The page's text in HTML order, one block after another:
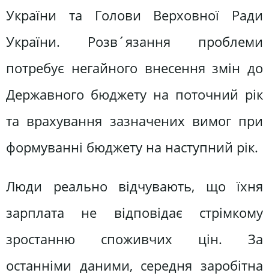
України та Голови Верховної Ради
України. Розв´язання проблеми
потребує негайного внесення змін до
Державного бюджету на поточний рік
та врахування зазначених вимог при
формуванні бюджету на наступний рік.
Люди реально відчувають, що їхня
зарплата не відповідає стрімкому
зростанню споживчих цін. За
останніми даними, середня заробітна